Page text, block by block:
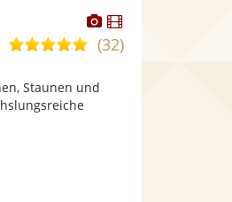
Dieser
Künstler
stellt
Dieser
Künstler
4,9
5
(32)
Staunen und